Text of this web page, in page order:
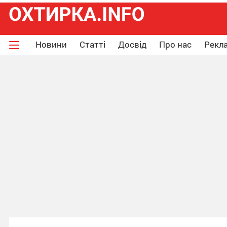
Новини Статті Досвід Про нас